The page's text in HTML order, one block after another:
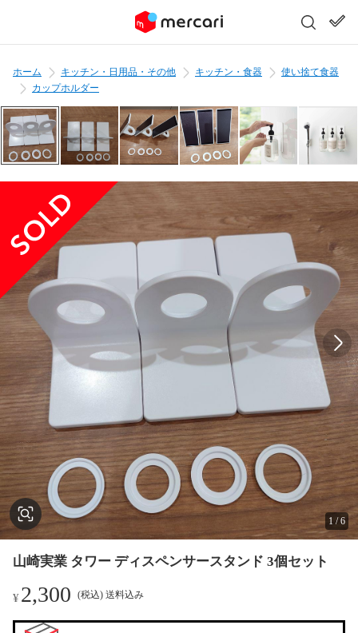
ホーム キッチン・日用品・その他 キッチン・食器
使い捨て食器
カップホルダー
1 /6
山崎実業 タワー ディスペンサースタンド 3個セット
¥2,300 (税込) 送料込み